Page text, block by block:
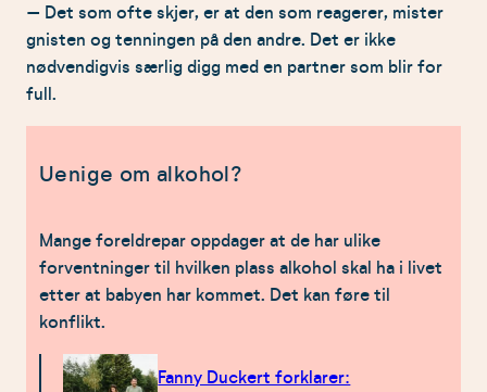
– Det som ofte skjer, er at den som reagerer, mister
gnisten og tenningen på den andre. Det er ikke
nødvendigvis særlig digg med en partner som blir for
full.
Uenige om alkohol?
Mange foreldrepar oppdager at de har ulike
forventninger til hvilken plass alkohol skal ha i livet
etter at babyen har kommet. Det kan føre til
konflikt.
Fanny Duckert forklarer: